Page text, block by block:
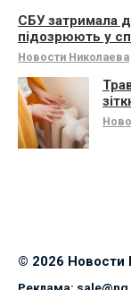
СБУ затримала
підозрюють у
Новости Николаева
© 2026 Новости